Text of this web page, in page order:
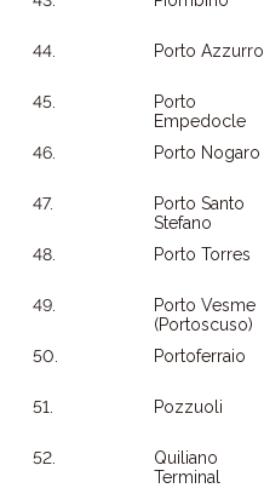
44.
Porto Azzurro
45.
Porto
Empedocle
46.
Porto Nogaro
47.
Porto Santo
Stefano
48.
Porto Torres
49.
Porto Vesme
(Portoscuso)
50.
Portoferraio
51.
Pozzuoli
52.
Quiliano
Terminal